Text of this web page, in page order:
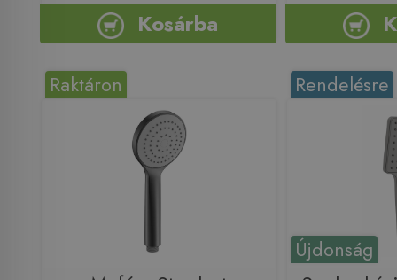
Kosárba
Raktáron
Újdonság
Rendelésre